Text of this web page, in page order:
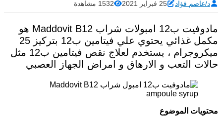
د/عاصم فؤاد 25 فبراير 2021 1532 مشاهدة
مادوفيت ب12 امبولات شراب Maddovit B12 هو
مكمل غذائي يحتوي علي فيتامين ب12 بتركيز 25
ميكروجرام ، يستخدم لعلاج نقص فيتامين ب12 مثل
حالات التعب و الارهاق و امراض الجهاز العصبي
محتويات الموضوع